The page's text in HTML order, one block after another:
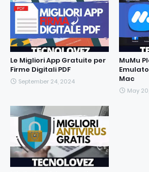
Le Migliori App Gratuite per
Firme Digitali PDF
September 24, 2024
MuMu
Mac
May